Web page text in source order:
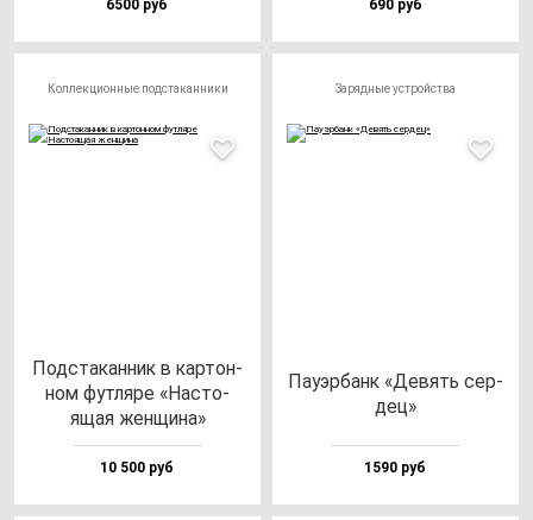
6500 руб 690 руб
Коллекционные подстаканники
Под­ста­кан­ник в кар­тон­
ном фут­ля­ре «Нас­то­
ящая жен­щи­на»
10 500 руб
Зарядные устройства
Пауэр­банк «Девять сер­
дец»
1590 руб